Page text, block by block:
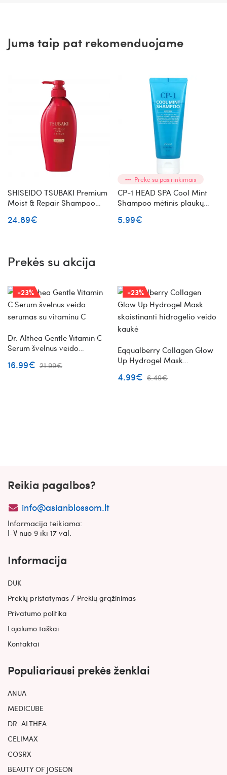
Jums taip pat rekomenduojame
SHISEIDO TSUBAKI Premium
Moist & Repair Shampoo
24.89€
Prekė su pasirinkimais
CP-1 HEAD SPA Cool Mint
Shampoo mėtinis plaukų
5.99€
Prekės su akcija
-23%
Dr. Althea Gentle Vitamin C
Serum švelnus veido
16.99€ 21.99€
-23%
Eqqualberry Collagen Glow
Up Hydrogel Mask
kaukė
4.99€ 6.49€
Reikia pagalbos?
info@asianblossom.lt
Informacija teikiama:
I-V nuo 9 iki 17 val.
Informacija
DUK
Prekių pristatymas / Prekių grąžinimas
Privatumo politika
Lojalumo taškai
Kontaktai
Populiariausi prekės ženklai
ANUA
MEDICUBE
DR. ALTHEA
CELIMAX
COSRX
BEAUTY OF JOSEON